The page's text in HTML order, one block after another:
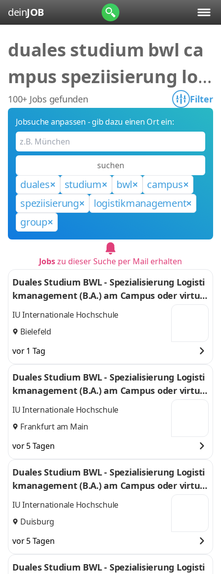
deinJOB
duales studium bwl ca
mpus speziisierung log
istikmanagement grou
p
100+ Jobs gefunden Filter
Jobsuche anpassen - gib dazu einen Ort ein:
suchen
duales studium bwl
campus
speziisierung
logistikmanagement
group
Jobszu dieser Suche per Mail erhalten
Duales Studium BWL - Spezialisierung Logisti
kmanagement (B.A.) am Campus oder virtuel
l
IU Internationale Hochschule
Bielefeld
vor 1 Tag
Duales Studium BWL - Spezialisierung Logisti
kmanagement (B.A.) am Campus oder virtuel
l
IU Internationale Hochschule
Frankfurt am Main
vor 5 Tagen
Duales Studium BWL - Spezialisierung Logisti
kmanagement (B.A.) am Campus oder virtuel
l
IU Internationale Hochschule
Duisburg
vor 5 Tagen
Duales Studium BWL - Spezialisierung Logisti